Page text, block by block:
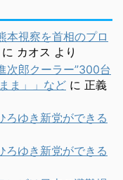
視察を首相のプロ
に カオス より
郎クーラー”300台
ま」」など に 正義
ゆき新党ができる
ゆき新党ができる